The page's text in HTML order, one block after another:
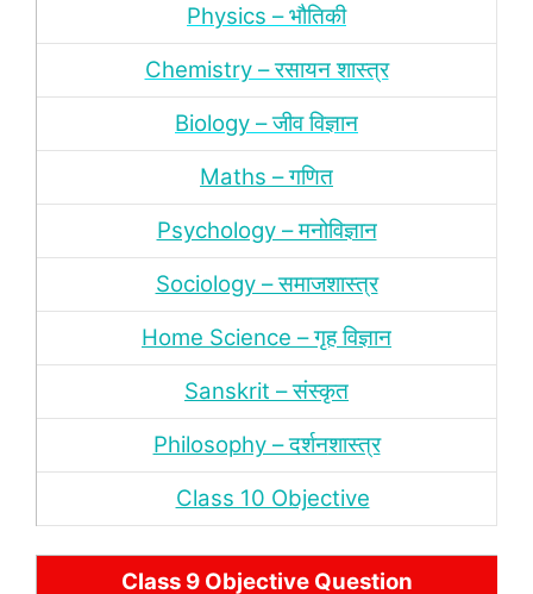
Physics – भौतिकी
Chemistry – रसायन शास्‍त्र
Biology – जीव विज्ञान
Maths – गणित
Psychology – मनोविज्ञान
Sociology – समाजशास्‍त्र
Home Science – गृह विज्ञान
Sanskrit – संस्‍कृत
Philosophy – दर्शनशास्‍त्र
Class 10 Objective
Class 9 Objective Question